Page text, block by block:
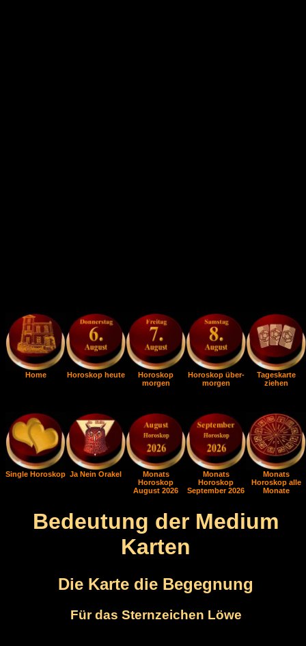
Home Horoskop heute
Horoskop
morgen
Horoskop über-
morgen
Tageskarte
ziehen
Single Horoskop Ja Nein Orakel
Monats
Horoskop
August 2026
Monats
Horoskop
September 2026
Monats
Horoskop alle
Monate
Bedeutung der Medium
Karten
Die Karte die Begegnung
Für das Sternzeichen Löwe